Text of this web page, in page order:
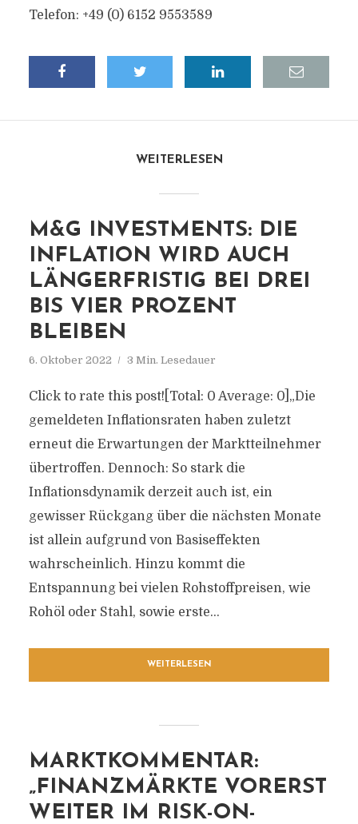
Telefon: +49 (0) 6152 9553589
WEITERLESEN
M&G INVESTMENTS: DIE
INFLATION WIRD AUCH
LÄNGERFRISTIG BEI DREI
BIS VIER PROZENT
BLEIBEN
6. Oktober 2022 3 Min. Lesedauer
Click to rate this post![Total: 0 Average: 0]„Die
gemeldeten Inflationsraten haben zuletzt
erneut die Erwartungen der Marktteilnehmer
übertroffen. Dennoch: So stark die
Inflationsdynamik derzeit auch ist, ein
gewisser Rückgang über die nächsten Monate
ist allein aufgrund von Basiseffekten
wahrscheinlich. Hinzu kommt die
Entspannung bei vielen Rohstoffpreisen, wie
Rohöl oder Stahl, sowie erste...
WEITERLESEN
MARKTKOMMENTAR:
„FINANZMÄRKTE VORERST
WEITER IM RISK-ON-